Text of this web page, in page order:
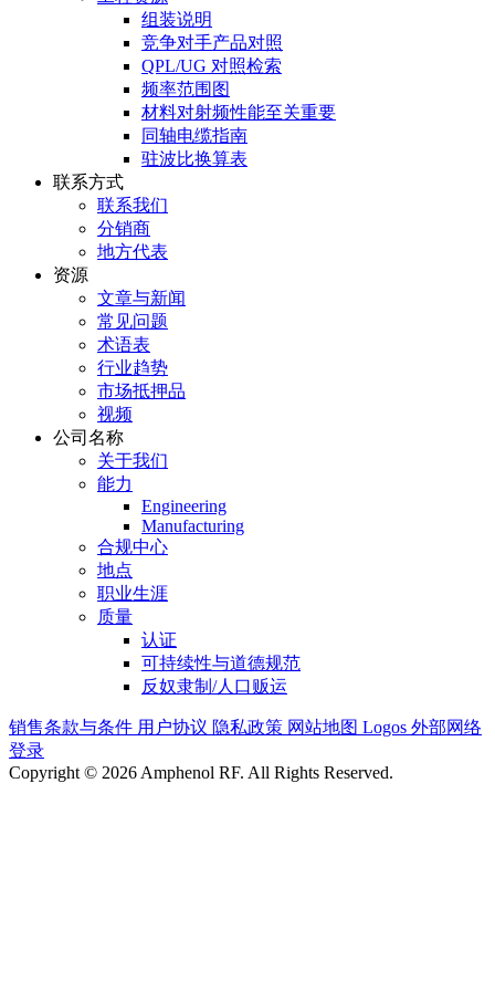
组装说明
竞争对手产品对照
QPL/UG 对照检索
频率范围图
材料对射频性能至关重要
同轴电缆指南
驻波比换算表
联系方式
联系我们
分销商
地方代表
资源
文章与新闻
常见问题
术语表
行业趋势
市场抵押品
视频
公司名称
关于我们
能力
Engineering
Manufacturing
合规中心
地点
职业生涯
质量
认证
可持续性与道德规范
反奴隶制/人口贩运
销售条款与条件 用户协议 隐私政策 网站地图 Logos 外部网络
登录
Copyright © 2026 Amphenol RF. All Rights Reserved.